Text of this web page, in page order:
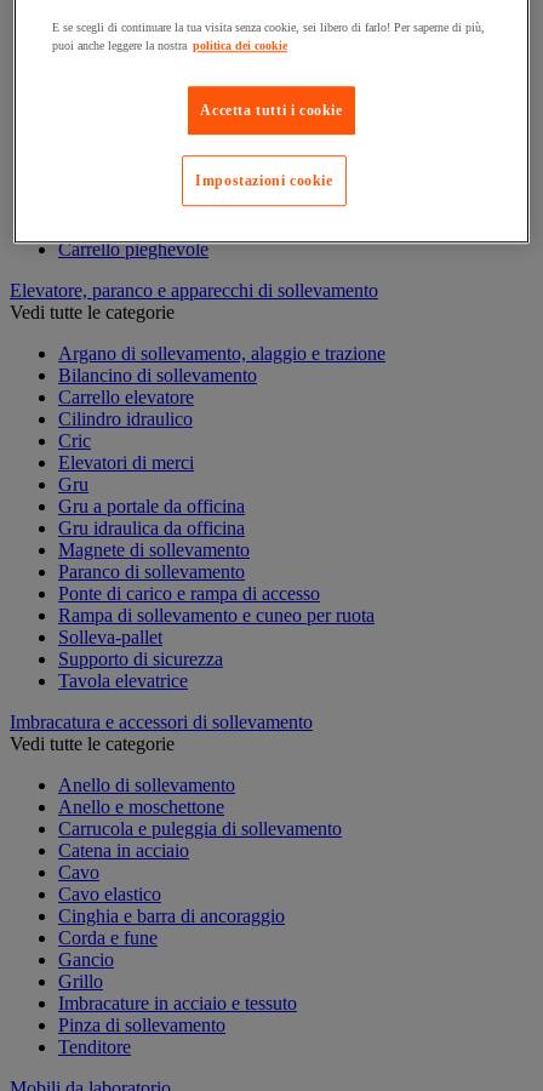
Carrello con pareti a griglia
Carrello con ripiani
Carrello contenitore
Carrello e cassettiera su ruote
Carrello motorizzato
Carrello per carichi lunghi e voluminosi
Carrello per contenitori
Carrello pieghevole
Elevatore, paranco e apparecchi di sollevamento
Vedi tutte le categorie
Argano di sollevamento, alaggio e trazione
Bilancino di sollevamento
Carrello elevatore
Cilindro idraulico
Cric
Elevatori di merci
Gru
Gru a portale da officina
Gru idraulica da officina
Magnete di sollevamento
Paranco di sollevamento
Ponte di carico e rampa di accesso
Rampa di sollevamento e cuneo per ruota
Solleva-pallet
Supporto di sicurezza
Tavola elevatrice
Imbracatura e accessori di sollevamento
Vedi tutte le categorie
Anello di sollevamento
Anello e moschettone
Carrucola e puleggia di sollevamento
Catena in acciaio
Cavo
Cavo elastico
Cinghia e barra di ancoraggio
Corda e fune
Gancio
Grillo
Imbracature in acciaio e tessuto
Pinza di sollevamento
Tenditore
E se scegli di continuare la tua visita senza cookie, sei libero di farlo! Per saperne di più,
puoi anche leggere la nostra politica dei cookie
Accetta tutti i cookie
Impostazioni cookie